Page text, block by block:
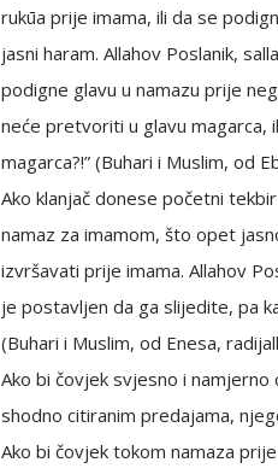
rukūa prije imama, ili da se
jasni haram. Allahov Poslanik,
podigne glavu u namazu prije
neće pretvoriti u glavu magarca,
magarca?!” (Buhari i Muslim, od
Ako klanjač donese početni
namaz za imamom, što opet
izvršavati prije imama. Allahov
je postavljen da ga slijedite, pa
(Buhari i Muslim, od Enesa,
Ako bi čovjek svjesno i
shodno citiranim predajama,
Ako bi čovjek tokom namaza